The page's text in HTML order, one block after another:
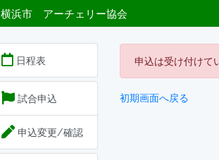
横浜市 アーチェリー協会
日程表
試合申込
申込変更/確認
申込は受け付けて
初期画面へ戻る